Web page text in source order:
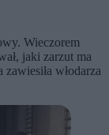
Wieczorem
jaki zarzut ma
włodarza